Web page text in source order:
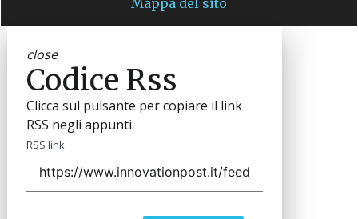
close
Codice Rss
Clicca sul pulsante per copiare il link
RSS negli appunti.
RSS link